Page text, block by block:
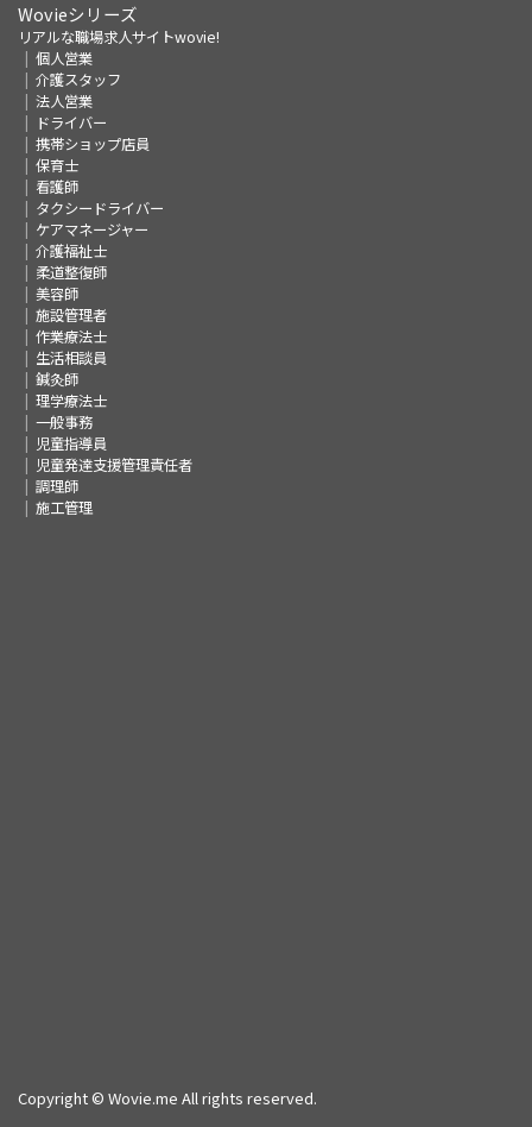
Wovieシリーズ
リアルな職場求人サイトwovie!
個人営業
介護スタッフ
法人営業
ドライバー
携帯ショップ店員
保育士
看護師
タクシードライバー
ケアマネージャー
介護福祉士
柔道整復師
美容師
施設管理者
作業療法士
生活相談員
鍼灸師
理学療法士
一般事務
児童指導員
児童発達支援管理責任者
調理師
施工管理
Copyright © Wovie.me All rights reserved.